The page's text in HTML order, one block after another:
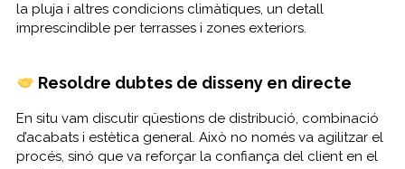
la pluja i altres condicions climàtiques, un detall
imprescindible per terrasses i zones exteriors.
Resoldre dubtes de disseny en directe
En situ vam discutir qüestions de distribució, combinació
d’acabats i estètica general. Això no només va agilitzar el
procés, sinó que va reforçar la confiança del client en el